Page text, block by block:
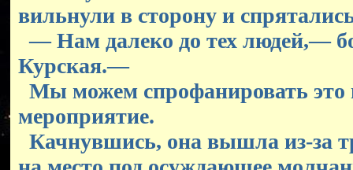
вильнули в сторону и
— Нам далеко до тех людей,—
Курская.—
Мы можем спрофанировать это
мероприятие.
Качнувшись, она вышла из-за